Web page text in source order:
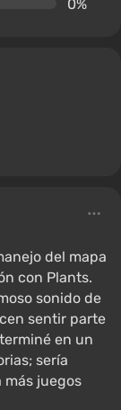
0%
del mapa
con Plants.
sonido de
sentir parte
en un
sería
juegos